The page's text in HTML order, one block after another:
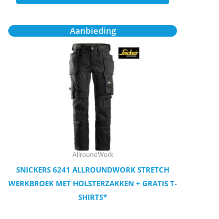
Aanbieding
AllroundWork
SNICKERS 6241 ALLROUNDWORK STRETCH
WERKBROEK MET HOLSTERZAKKEN + GRATIS T-
SHIRTS*
Oorspronkelijke
prijs
was:
€107,95.
Huidige
prijs
is:
€97,16.
Dit
product
heeft
meerdere
variaties.
Deze
optie
kan
gekozen
worden
productpagina